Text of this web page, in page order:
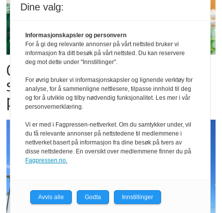
Carlsberg forventer
salgsrekord for alkoholfri øl
på festivaler
Dine valg:
Informasjonskapsler og personvern
For å gi deg relevante annonser på vårt nettsted bruker vi
informasjon fra ditt besøk på vårt nettsted. Du kan reservere
deg mot dette under "Innstillinger".
For øvrig bruker vi informasjonskapsler og lignende verktøy for
analyse, for å sammenligne nettlesere, tilpasse innhold til deg
og for å utvikle og tilby nødvendig funksjonalitet. Les mer i vår
personvernerklæring.
Vi er med i Fagpressen-nettverket. Om du samtykker under, vil
du få relevante annonser på nettstedene til medlemmene i
nettverket basert på informasjon fra dine besøk på tvers av
disse nettstedene. En oversikt over medlemmene finner du på
Fagpressen.no.
Avvis alle Godta Innstillinger